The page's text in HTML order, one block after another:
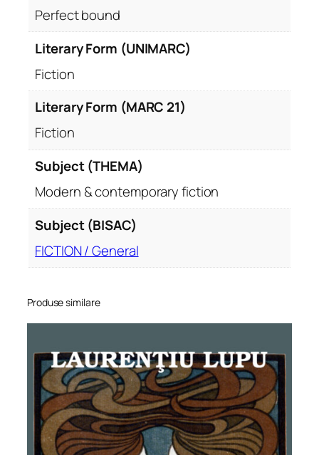
Perfect bound
Literary Form (UNIMARC)
Fiction
Literary Form (MARC 21)
Fiction
Subject (THEMA)
Modern & contemporary fiction
Subject (BISAC)
FICTION / General
Produse similare